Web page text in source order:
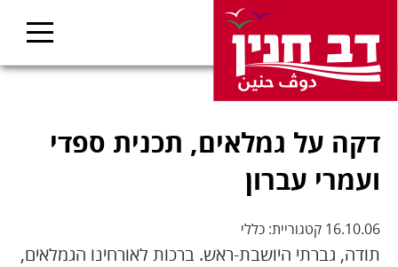
דקה על גמלאים, תכנית ספדי
ועמרי עברון
16.10.06 קטגוריית: כללי
תודה, גברתי היושבת-ראש. ברכות לאורחינו הגמלאים,